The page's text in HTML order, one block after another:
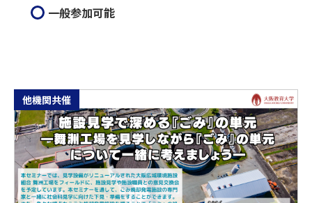
一般参加可能
他機関共催